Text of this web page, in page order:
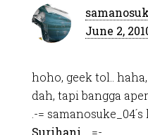
June 2,
hoho, geek tol..
dah, tapi bangga
.-= samanosuke_04´s
Surihani… =-.